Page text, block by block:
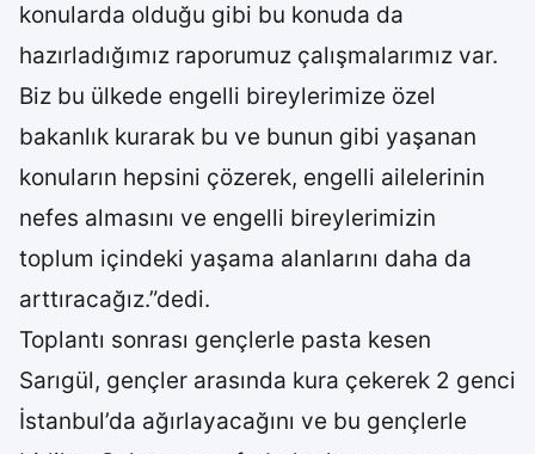
konularda olduğu gibi bu konuda da
hazırladığımız raporumuz çalışmalarımız var.
Biz bu ülkede engelli bireylerimize özel
bakanlık kurarak bu ve bunun gibi yaşanan
konuların hepsini çözerek, engelli ailelerinin
nefes almasını ve engelli bireylerimizin
toplum içindeki yaşama alanlarını daha da
arttıracağız.”dedi.
Toplantı sonrası gençlerle pasta kesen
Sarıgül, gençler arasında kura çekerek 2 genci
İstanbul’da ağırlayacağını ve bu gençlerle